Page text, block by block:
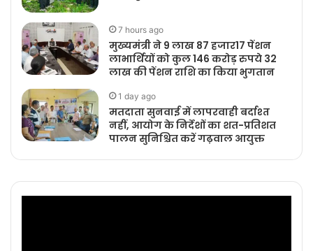
7 hours ago
मुख्यमंत्री ने 9 लाख 87 हजार17 पेंशन
लाभार्थियों को कुल 146 करोड़ रुपये 32
लाख की पेंशन राशि का किया भुगतान
1 day ago
मतदाता सुनवाई में लापरवाही बर्दाश्त
नहीं, आयोग के निर्देशों का शत-प्रतिशत
पालन सुनिश्चित करें गढ़वाल आयुक्त